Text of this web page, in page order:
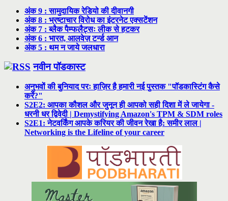
अंक 9 : सामुदायिक रेडियो की दीवानगी
अंक 8 : भ्रष्टाचार विरोध का इंटरनेट एक्सटेंशन
अंक 7 : ब्लैक पैम्फलैट्सः लीक से हटकर
अंक 6 : भारत, आलवेज़ टर्न्ड आन
अंक 5 : थम न जाये जलधारा
नवीन पॉडकास्ट
अनुभवों की बुनियाद परः हाज़िर है हमारी नई पुस्तक "पॉडकास्टिंग कैसे
करें?"
S2E2: आपका कौशल और जुनून ही आपको सही दिशा में ले जायेगा -
धरनी धर द्विवेदी | Demystifying Amazon's TPM & SDM roles
S2E1: नेटवर्किंग आपके करियर की जीवन रेखा है: समीर लाल |
Networking is the Lifeline of your career